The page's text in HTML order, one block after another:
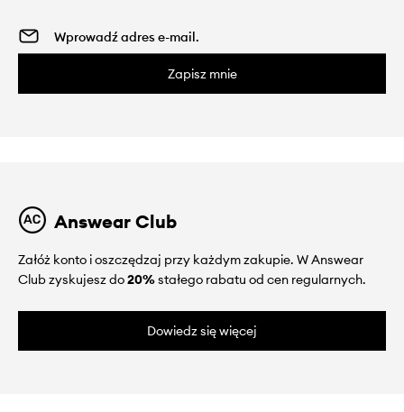
Zapisz mnie
Answear Club
Załóż konto i oszczędzaj przy każdym zakupie. W Answear
Club zyskujesz do20%stałego rabatu od cen regularnych.
Dowiedz się więcej